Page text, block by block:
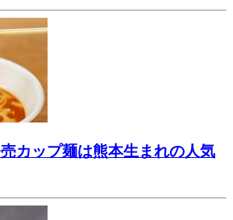
売カップ麺は熊本生まれの人気